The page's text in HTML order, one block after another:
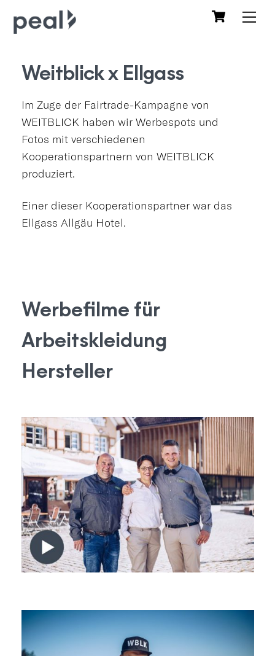
Cart
Weitblick x Ellgass
Im Zuge der Fairtrade-Kampagne von
WEITBLICK haben wir Werbespots und
Fotos mit verschiedenen
Kooperationspartnern von WEITBLICK
produziert.
Einer dieser Kooperationspartner war das
Ellgass Allgäu Hotel.
Werbefilme für
Arbeitskleidung
Hersteller